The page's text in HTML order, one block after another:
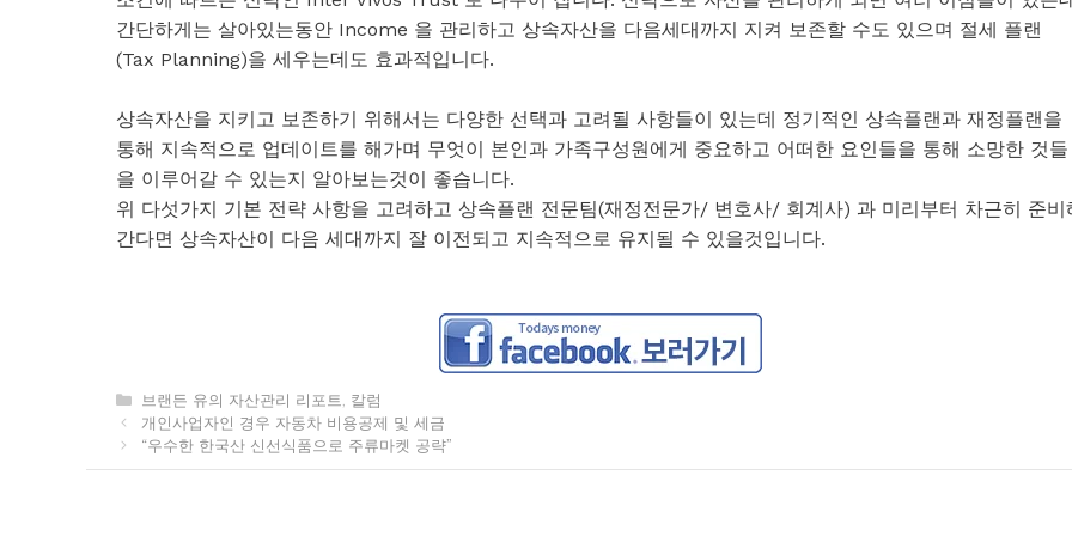
간단하게는 살아있는동안 Income 을 관리하고 상속자산을 다음세대까지 지켜 보존할 수도 있으며 절세 플랜
(Tax Planning)을 세우는데도 효과적입니다.
상속자산을 지키고 보존하기 위해서는 다양한 선택과 고려될 사항들이 있는데 정기적인 상속플랜과 재정플랜을
통해 지속적으로 업데이트를 해가며 무엇이 본인과 가족구성원에게 중요하고 어떠한 요인들을 통해 소망한 것들
을 이루어갈 수 있는지 알아보는것이 좋습니다.
위 다섯가지 기본 전략 사항을 고려하고 상속플랜 전문팀(재정전문가/ 변호사/ 회계사) 과 미리부터 차근히 준비
간다면 상속자산이 다음 세대까지 잘 이전되고 지속적으로 유지될 수 있을것입니다.
카
테
고
리
브랜든 유의 자산관리 리포트
칼럼
개인사업자인 경우 자동차 비용공제 및 세금
“우수한 한국산 신선식품으로 주류마켓 공략”